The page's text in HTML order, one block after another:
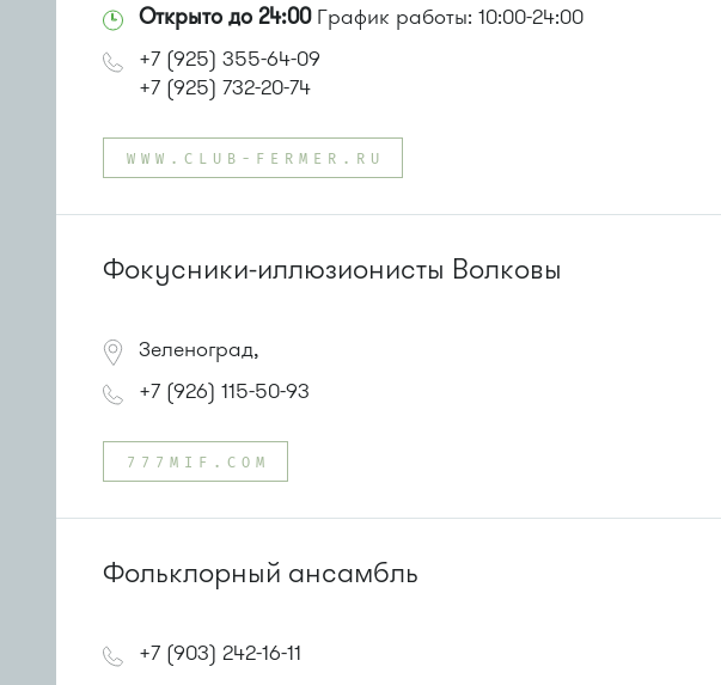
Открыто до 24:00График работы: 10:00-24:00
+7 (925) 355-64-09
+7 (925) 732-20-74
WWW.CLUB-FERMER.RU
Фокусники-иллюзионисты Волковы
Зеленоград,
+7 (926) 115-50-93
777MIF.COM
Фольклорный ансамбль
+7 (903) 242-16-11